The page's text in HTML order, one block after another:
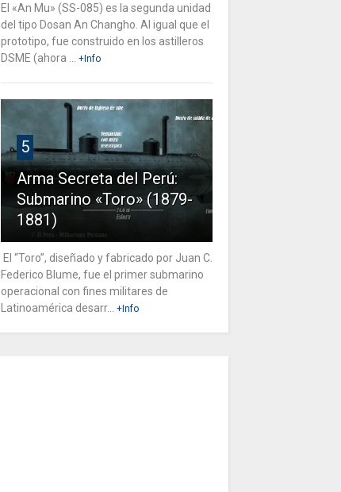
El «An Mu» (SS-085) es la segunda unidad
del tipo Dosan An Changho. Al igual que el
prototipo, fue construido en los astilleros
DSME (ahora ...
+Info
5
Arma Secreta del Perú:
Submarino «Toro» (1879-
1881)
El “Toro”, diseñado y fabricado por Juan C.
Federico Blume, fue el primer submarino
operacional con fines militares de
Latinoamérica desarr...
+Info